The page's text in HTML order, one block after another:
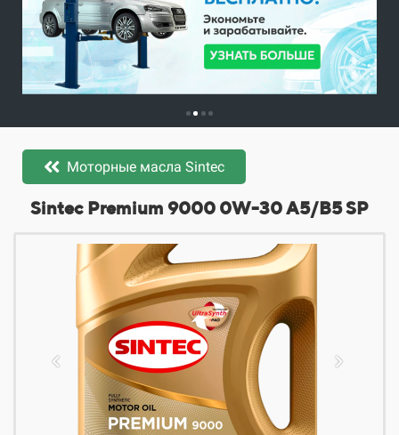
Моторные масла Sintec
​​​​Sintec Premium 9000 0W-30 A5/B5 SP